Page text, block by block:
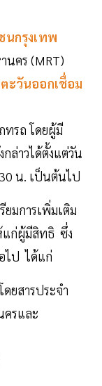
นกรุงเทพ
นคร (MRT)
ะวันออกเชื่อม
ทรถ โดยผู้มี
ล่าวได้ตั้งแต่วัน
น. เป็นต้นไป
ยมการเพิ่มเติม
แก่ผู้มีสิทธิ ซึ่ง
ไป ได้แก่
ยสารประจำ
ครและ